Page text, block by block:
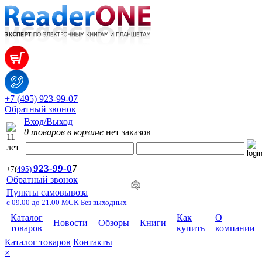
+7 (495) 923-99-07
Обратный звонок
Вход/Выход
0 товаров в корзине нет заказов
+7(495) 923-99-07
Обратный звонок
Пункты самовывоза
с 09.00 до 21.00 МСК Без выходных
Каталог
товаров
Новости Обзоры Книги
Как
купить
О
компании
Каталог товаров Контакты
×